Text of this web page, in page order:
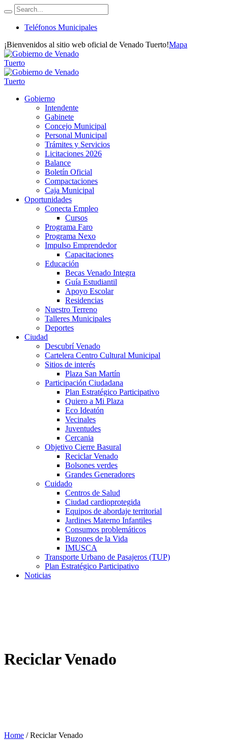
Teléfonos Municipales
¡Bienvenidos al sitio web oficial de Venado Tuerto!Mapa
Gobierno
Intendente
Gabinete
Concejo Municipal
Personal Municipal
Trámites y Servicios
Licitaciones 2026
Balance
Boletín Oficial
Compactaciones
Caja Municipal
Oportunidades
Conecta Empleo
Cursos
Programa Faro
Programa Nexo
Impulso Emprendedor
Capacitaciones
Educación
Becas Venado Integra
Guía Estudiantil
Apoyo Escolar
Residencias
Nuestro Terreno
Talleres Municipales
Deportes
Ciudad
Descubrí Venado
Cartelera Centro Cultural Municipal
Sitios de interés
Plaza San Martín
Participación Ciudadana
Plan Estratégico Participativo
Quiero a Mi Plaza
Eco Ideatón
Vecinales
Juventudes
Cercania
Objetivo Cierre Basural
Reciclar Venado
Bolsones verdes
Grandes Generadores
Cuidado
Centros de Salud
Ciudad cardioprotegida
Equipos de abordaje territorial
Jardines Materno Infantiles
Consumos problemáticos
Buzones de la Vida
IMUSCA
Transporte Urbano de Pasajeros (TUP)
Plan Estratégico Participativo
Noticias
Reciclar Venado
Home /Reciclar Venado